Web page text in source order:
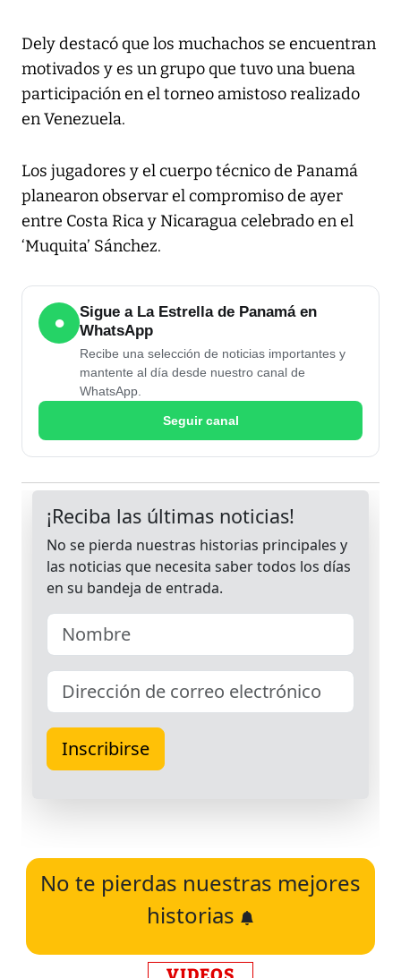
Dely destacó que los muchachos se encuentran
motivados y es un grupo que tuvo una buena
participación en el torneo amistoso realizado
en Venezuela.
Los jugadores y el cuerpo técnico de Panamá
planearon observar el compromiso de ayer
entre Costa Rica y Nicaragua celebrado en el
‘Muquita’ Sánchez.
●
Sigue a La Estrella de Panamá en
WhatsApp
Recibe una selección de noticias importantes y
mantente al día desde nuestro canal de
WhatsApp.
Seguir canal
No te pierdas nuestras mejores
historias